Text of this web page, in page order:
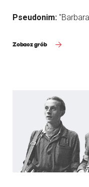
Pseudonim:
Zobacz grób